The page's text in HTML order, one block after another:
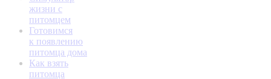
жизни с
питомцем
Готовимся
к появлению
питомца дома
Как взять
питомца